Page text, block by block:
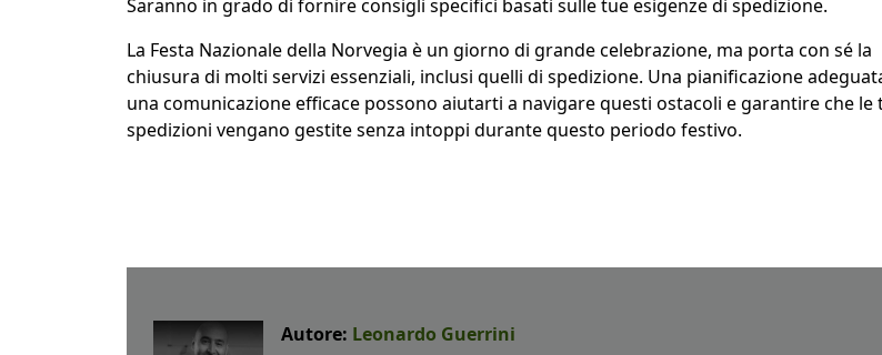
Saranno in grado di fornire consigli specifici basati sulle tue esigenze di spedizione.
La Festa Nazionale della Norvegia è un giorno di grande celebrazione, ma porta con sé la
chiusura di molti servizi essenziali, inclusi quelli di spedizione. Una pianificazione
una comunicazione efficace possono aiutarti a navigare questi ostacoli e garantire che le
spedizioni vengano gestite senza intoppi durante questo periodo festivo.
Autore: Leonardo Guerrini